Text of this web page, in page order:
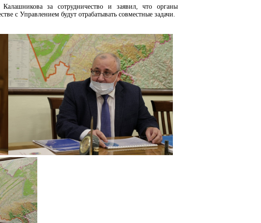
за сотрудничество и заявил, что органы
с Управлением будут отрабатывать совместные задачи.